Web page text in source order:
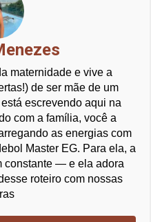
maternidade e vive a
de ser mãe de um
escrevendo aqui na
com a família, você a
as energias com
Master EG. Para ela, a
constante — e ela adora
roteiro com nossas